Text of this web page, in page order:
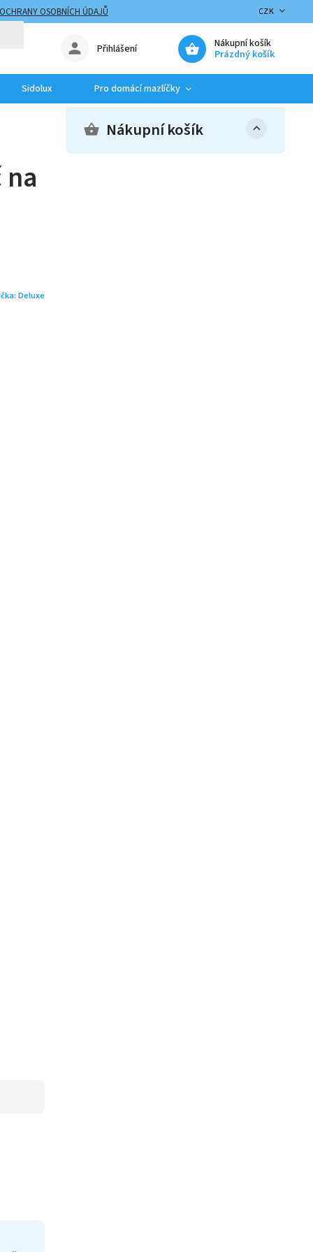
OSOBNÍCH ÚDAJŮ
CZK
Nákupní košík
Prázdný košík
Přihlášení
Sidolux Pro domácí mazlíčky
Nákupní košík
Deluxe